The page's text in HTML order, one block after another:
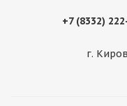
+7 (8332)
г.